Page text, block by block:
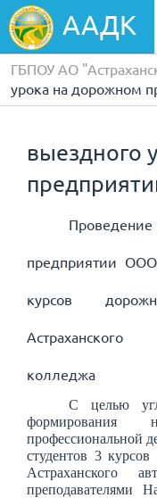
ААДК
ГБПОУ АО
урока на дорожном
выездного
предприятии
курсов
колледжа
С целью
формирования
профессиональной
студентов 3 курсов
Астраханского
преподавателями